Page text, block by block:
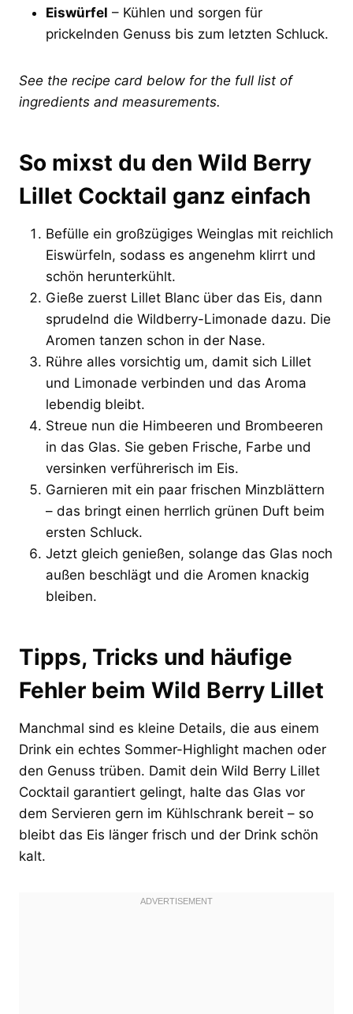
Eiswürfel – Kühlen und sorgen für
prickelnden Genuss bis zum letzten Schluck.
See the recipe card below for the full list of
ingredients and measurements.
So mixst du den Wild Berry
Lillet Cocktail ganz einfach
Befülle ein großzügiges Weinglas mit reichlich
Eiswürfeln, sodass es angenehm klirrt und
schön herunterkühlt.
Gieße zuerst Lillet Blanc über das Eis, dann
sprudelnd die Wildberry-Limonade dazu. Die
Aromen tanzen schon in der Nase.
Rühre alles vorsichtig um, damit sich Lillet
und Limonade verbinden und das Aroma
lebendig bleibt.
Streue nun die Himbeeren und Brombeeren
in das Glas. Sie geben Frische, Farbe und
versinken verführerisch im Eis.
Garnieren mit ein paar frischen Minzblättern
– das bringt einen herrlich grünen Duft beim
ersten Schluck.
Jetzt gleich genießen, solange das Glas noch
außen beschlägt und die Aromen knackig
bleiben.
Tipps, Tricks und häufige
Fehler beim Wild Berry Lillet
Manchmal sind es kleine Details, die aus einem
Drink ein echtes Sommer-Highlight machen oder
den Genuss trüben. Damit dein Wild Berry Lillet
Cocktail garantiert gelingt, halte das Glas vor
dem Servieren gern im Kühlschrank bereit – so
bleibt das Eis länger frisch und der Drink schön
kalt.